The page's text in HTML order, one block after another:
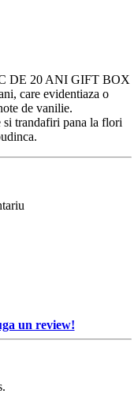
DE 20 ANI GIFT BOX
care evidentiaza o
de vanilie.
trandafiri pana la flori
un review!